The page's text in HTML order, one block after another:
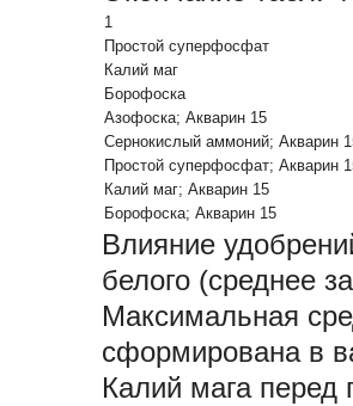
1
Простой суперфосфат
Калий маг
Борофоска
Азофоска; Акварин 15
Сернокислый аммоний; Акварин
Простой суперфосфат; Акварин
Калий маг; Акварин 15
Борофоска; Акварин 15
Влияние
белого (среднее
Максимальная
сформирована в
Калий мага перед